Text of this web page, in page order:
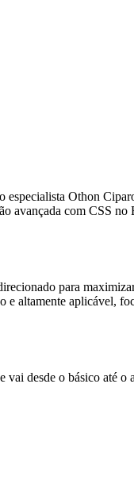
especialista Othon
avançada com CSS no
para
altamente aplicável,
desde o básico até